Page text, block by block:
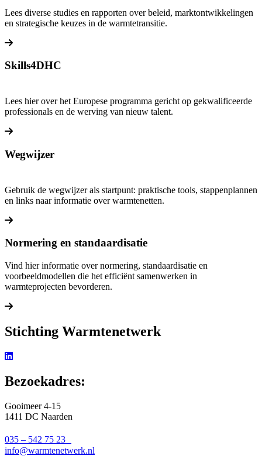
Lees diverse studies en rapporten over beleid, marktontwikkelingen
en strategische keuzes in de warmtetransitie.
Lees meer over Beleidsstudies warmte & koude
Skills4DHC
Lees hier over het Europese programma gericht op gekwalificeerde
professionals en de werving van nieuw talent.
Lees meer over Skills4DHC
Wegwijzer
Gebruik de wegwijzer als startpunt: praktische tools, stappenplannen
en links naar informatie over warmtenetten.
Lees meer over Wegwijzer
Normering en standaardisatie
Vind hier informatie over normering, standaardisatie en
voorbeeldmodellen die het efficiënt samenwerken in
warmteprojecten bevorderen.
Lees meer over Normeringen en standaardisatie
Stichting Warmtenetwerk
Bezoekadres:
Gooimeer 4-15
1411 DC Naarden
035 – 542 75 23
info@warmtenetwerk.nl